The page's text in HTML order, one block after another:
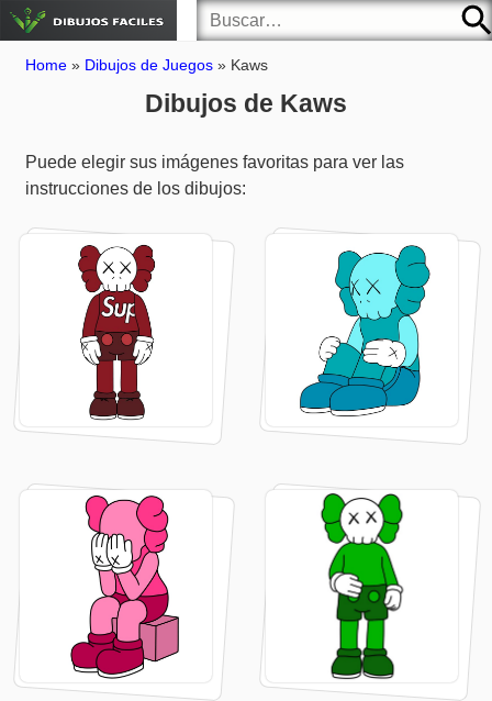
Home » Dibujos de Juegos » Kaws
Dibujos de Kaws
Puede elegir sus imágenes favoritas para ver las
instrucciones de los dibujos: